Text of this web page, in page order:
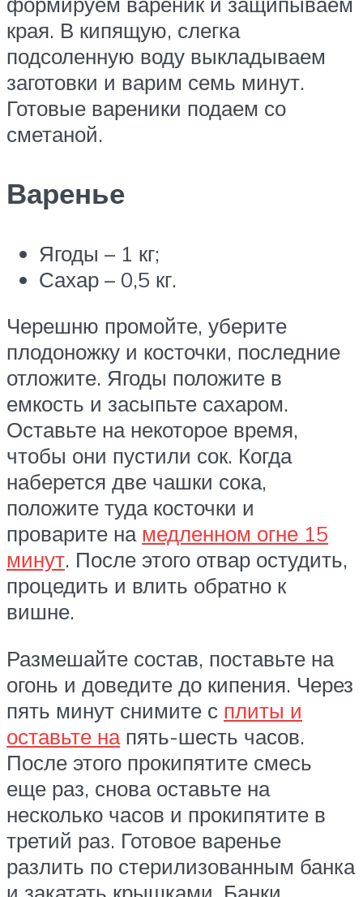
края. В кипящую, слегка
подсоленную воду выкладываем
заготовки и варим семь минут.
Готовые вареники подаем со
сметаной.
Варенье
Ягоды – 1 кг;
Сахар – 0,5 кг.
Черешню промойте, уберите
плодоножку и косточки, последние
отложите. Ягоды положите в
емкость и засыпьте сахаром.
Оставьте на некоторое время,
чтобы они пустили сок. Когда
наберется две чашки сока,
положите туда косточки и
проварите на медленном огне 15
минут. После этого отвар остудить,
процедить и влить обратно к
вишне.
Размешайте состав, поставьте на
огонь и доведите до кипения. Через
пять минут снимите с плиты и
оставьте напять-шесть часов.
После этого прокипятите смесь
еще раз, снова оставьте на
несколько часов и прокипятите в
третий раз. Готовое варенье
разлить по стерилизованным банка